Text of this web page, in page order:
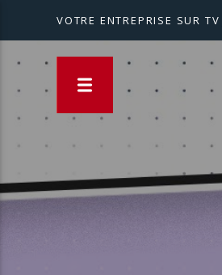
VOTRE ENTREPRISE SUR TV